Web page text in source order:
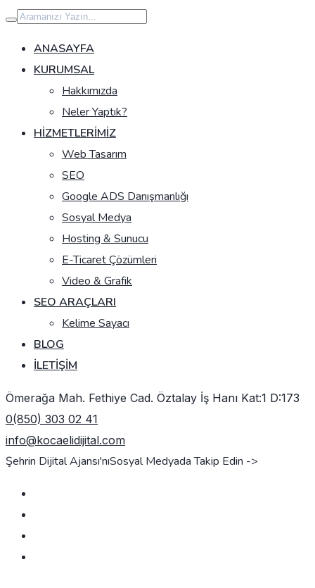
İçeriğe
geç
ANASAYFA
KURUMSAL
Hakkımızda
Neler Yaptık?
HIZMETLERIMIZ
Web Tasarım
SEO
Google ADS Danışmanlığı
Sosyal Medya
Hosting & Sunucu
E-Ticaret Çözümleri
Video & Grafik
SEO ARAÇLARI
Kelime Sayacı
BLOG
İLETIŞIM
Ömerağa Mah. Fethiye Cad. Öztalay İş Hanı Kat:1 D:173
0(850) 303 02 41
info@kocaelidijital.com
Şehrin Dijital Ajansı'nıSosyal Medyada Takip Edin ->